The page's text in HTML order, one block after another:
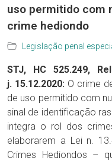
uso permitido com
crime hediondo
Legislação penal
STJ, HC 525.249,
j. 15.12.2020: O crime
de uso permitido com
sinal de identificação
integra o rol dos
elaborarem a Lei n.
Crimes Hediondos –